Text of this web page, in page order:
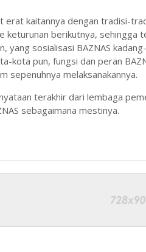
erat kaitannya dengan tradisi-
keturunan berikutnya, sehingga
yang sosialisasi BAZNAS
kota pun, fungsi dan peran
sepenuhnya melaksanakannya.
terakhir dari lembaga
sebagaimana mestinya.